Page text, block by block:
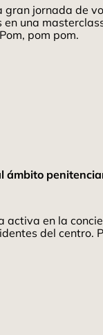
jornada de
una
pom pom.
ámbito
en la
del